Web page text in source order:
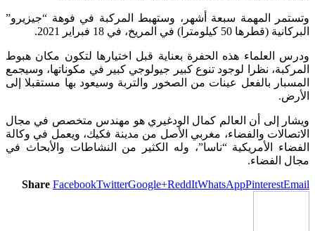
وتستمر المهمة سبعة أشهر، وستهبط المركبة في فوهة “جيزيرو”
البركانية (قطرها 50 كيلومترا) في المريخ، في 18 فبراير 2021.
ودرس العلماء هذه الحفرة بعناية قبل اختيارها لتكون مكان هبوط
المركبة، نظرا لوجود تنوع كبير جيولوجي كبير في مكوناتها، وسيجمع
المسبار بالفعل عينات من الصخور والتربة وسيعود بها مستقبلا إلى
الأرض.
ويشار إلى أن العالم كمال الودغيري هو مهندس متخصص في مجال
الاتصالات والفضاء، مغربي الأصل من مدينة فكيك، ويعمل في وكالة
الفضاء الأمريكية “ناسا”، وله الكثير من النشاطات والأبحاث في
مجال الفضاء.
Share FacebookTwitterGoogle+ReddItWhatsAppPinterestEmail